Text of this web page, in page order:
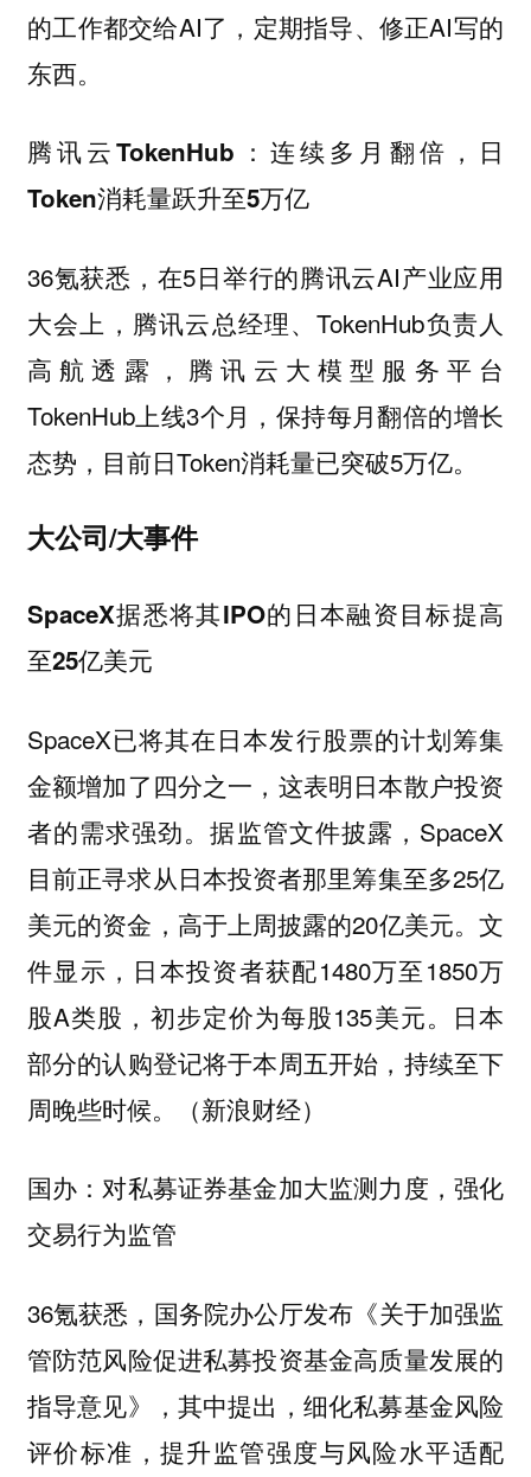
的工作都交给AI了，定期指导、修正AI写的
东西。
腾讯云TokenHub：连续多月翻倍，日
Token消耗量跃升至5万亿
36氪获悉，在5日举行的腾讯云AI产业应用
大会上，腾讯云总经理、TokenHub负责人
高航透露，腾讯云大模型服务平台
TokenHub上线3个月，保持每月翻倍的增长
态势，目前日Token消耗量已突破5万亿。
大公司/大事件
SpaceX据悉将其IPO的日本融资目标提高
至25亿美元
SpaceX已将其在日本发行股票的计划筹集
金额增加了四分之一，这表明日本散户投资
者的需求强劲。据监管文件披露，SpaceX
目前正寻求从日本投资者那里筹集至多25亿
美元的资金，高于上周披露的20亿美元。文
件显示，日本投资者获配1480万至1850万
股A类股，初步定价为每股135美元。日本
部分的认购登记将于本周五开始，持续至下
周晚些时候。（新浪财经）
国办：对私募证券基金加大监测力度，强化
交易行为监管
36氪获悉，国务院办公厅发布《关于加强监
管防范风险促进私募投资基金高质量发展的
指导意见》，其中提出，细化私募基金风险
评价标准，提升监管强度与风险水平适配